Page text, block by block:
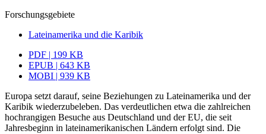
Forschungsgebiete
Lateinamerika und die Karibik
PDF | 199 KB
EPUB | 643 KB
MOBI | 939 KB
Europa setzt darauf, seine Beziehungen zu Lateinamerika und der
Karibik wiederzu­beleben. Das verdeutlichen etwa die zahlreichen
hochrangigen Besuche aus Deutsch­land und der EU, die seit
Jahresbeginn in lateinamerikanischen Ländern erfolgt sind. Die